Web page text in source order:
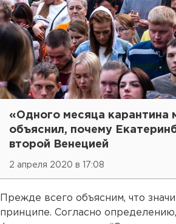
«Одного месяца карантина
объяснил, почему
второй Венецией
2 апреля 2020 в 17:08
Прежде всего объясним, что
принципе. Согласно